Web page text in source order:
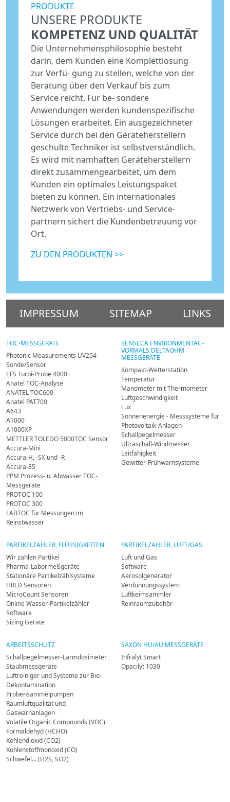
PRODUKTE
UNSERE PRODUKTE
KOMPETENZ UND QUALITÄT
Die Unternehmensphilosophie besteht
darin, dem Kunden eine Komplettlösung
zur Verfü- gung zu stellen, welche von der
Beratung über den Verkauf bis zum
Service reicht. Für be- sondere
Anwendungen werden kundenspezifische
Lösungen erarbeitet. Ein ausgezeichneter
Service durch bei den Geräteherstellern
geschulte Techniker ist selbstverständlich.
Es wird mit namhaften Geräteherstellern
direkt zusammengearbeitet, um dem
Kunden ein optimales Leistungspaket
bieten zu können. Ein internationales
Netzwerk von Vertriebs- und Service-
partnern sichert die Kundenbetreuung vor
Ort.
ZU DEN PRODUKTEN >>
IMPRESSUM SITEMAP LINKS
TOC-MESSGERÄTE
Photonic Measurements UV254
Sonde/Sensor
EFS Turbi-Probe 4000+
Anatel TOC-Analyse
ANATEL TOC600
Anatel PAT700
A643
A1000
A1000XP
METTLER TOLEDO 5000TOC Sensor
Accura-Mini
Accura-H, -SX und -R
Accura-35
PPM Prozess- u. Abwasser TOC-
Messgeräte
PROTOC 100
PROTOC 300
LABTOC für Messungen im
Reinstwasser
SENSECA ENVIRONMENTAL -
VORMALS DELTAOHM
MESSGERÄTE
Kompakt-Wetterstation
Temperatur
Manometer mit Thermometer
Luftgeschwindigkeit
Lux
Sonnenenergie - Messsysteme für
Photovoltaik-Anlagen
Schallpegelmesser
Ultraschall-Windmesser
Leitfähigkeit
Gewitter-Frühwarnsysteme
PARTIKELZÄHLER, FLÜSSIGKEITEN
Wir zählen Partikel
Pharma-Labormeßgeräte
Stationäre Partikelzählsysteme
HRLD Sensoren
MicroCount Sensoren
Online Wasser-Partikelzähler
Software
Sizing Geräte
PARTIKELZÄHLER, LUFT/GAS
Luft und Gas
Software
Aerosolgenerator
Verdünnungssystem
Luftkeimsammler
Reinraumzubehör
ARBEITSSCHUTZ
Schallpegelmesser-Lärmdosimeter
Staubmessgeräte
Luftreiniger und Systeme zur Bio-
Dekontamination
Probensammelpumpen
Raumluftqualität und
Gaswarnanlagen
Volatile Organic Compounds (VOC)
Formaldehyd (HCHO)
Kohlendioxid (CO2)
Kohlenstoffmonoxid (CO)
Schwefel... (H2S, SO2)
SAXON HU/AU MESSGERÄTE
Infralyt Smart
Opacilyt 1030